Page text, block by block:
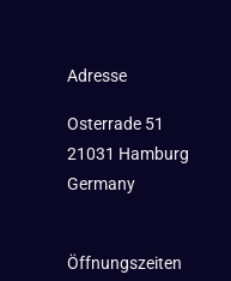
Adresse
Osterrade 51
21031 Hamburg
Germany
Öffnungszeiten